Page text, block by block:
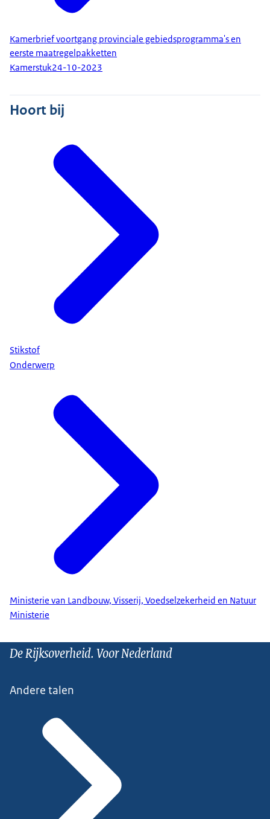
Kamerbrief voortgang provinciale gebiedsprogramma's en
eerste maatregelpakketten
Kamerstuk24-10-2023
Hoort bij
Stikstof
Onderwerp
Ministerie van Landbouw, Visserij, Voedselzekerheid en Natuur
Ministerie
De Rijksoverheid. Voor Nederland
Andere talen